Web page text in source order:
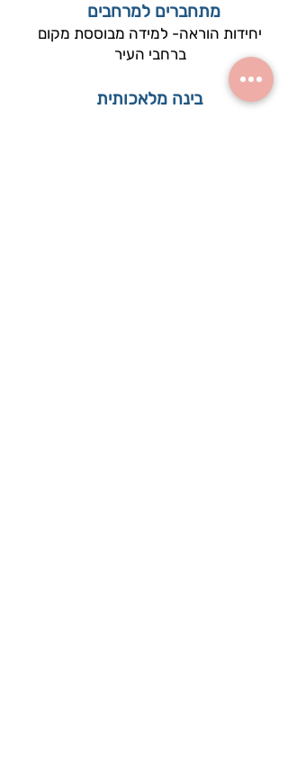
מתחברים למרחבים
יחידות הוראה- למידה מבוססת מקום
ברחבי העיר
בינה מלאכותית